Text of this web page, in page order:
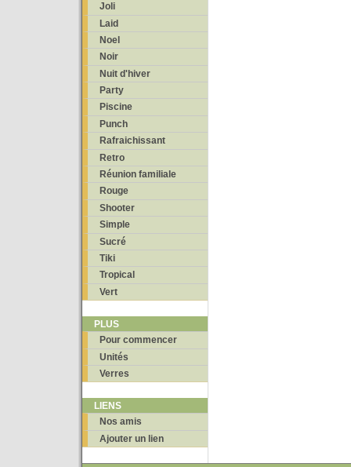
Joli
Laid
Noel
Noir
Nuit d'hiver
Party
Piscine
Punch
Rafraichissant
Retro
Réunion familiale
Rouge
Shooter
Simple
Sucré
Tiki
Tropical
Vert
PLUS
Pour commencer
Unités
Verres
LIENS
Nos amis
Ajouter un lien